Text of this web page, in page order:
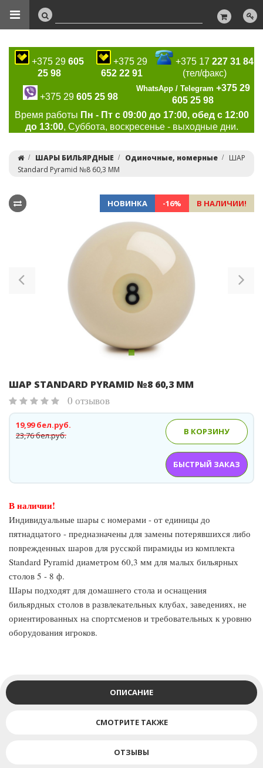
+375 29 605
25 98
+375 29
652 22 91
+375 17227 31 84
(тел/факс)
+375 29 605 25 98
WhatsApp / Telegram +375 29
605 25 98
Время работы Пн - Пт с 09:00 до 17:00, обед с 12:00
до 13:00, Суббота, воскресенье - выходные дни.
ШАРЫ БИЛЬЯРДНЫЕ Одиночные, номерные
ШАР
Standard Pyramid №8 60,3 ММ
НОВИНКА -16% В НАЛИЧИИ!
Previous
ШАР STANDARD PYRAMID №8 60,3 ММ
0 отзывов
23,76 бел.руб.
19,99 бел.руб.
В КОРЗИНУ
БЫСТРЫЙ ЗАКАЗ
В наличии!
Индивидуальные шары с номерами - от единицы до
пятнадцатого - предназначены для замены потерявшихся либо
поврежденных шаров для русской пирамиды из комплекта
Standard Pyramid диаметром 60,3 мм для малых бильярных
столов 5 - 8 ф.
Шары подходят для домашнего стола и оснащения
бильярдных столов в развлекательных клубах, заведениях, не
ориентированных на спортсменов и требовательных к уровню
оборудования игроков.
ОПИСАНИЕ
СМОТРИТЕ ТАКЖЕ
ОТЗЫВЫ